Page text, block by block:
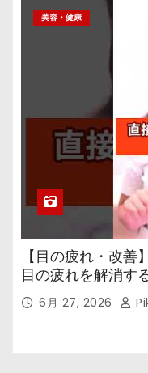
美容・健康
【目の疲れ・改
目の疲れを解消す
市の女性・美容鍼
6月 27, 2026